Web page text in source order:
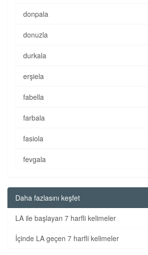
donpala
donuzla
durkala
erşiela
fabella
farbala
fasiola
fevgala
Daha fazlasını keşfet
LA ile başlayan 7 harfli kelimeler
İçinde LA geçen 7 harfli kelimeler